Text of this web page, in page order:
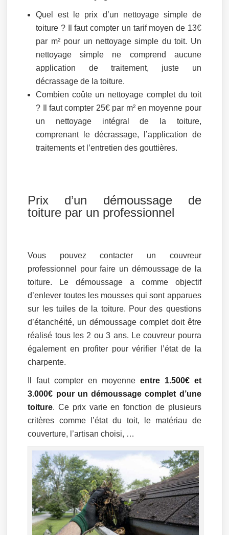
Quel est le prix d’un nettoyage simple de
toiture ? Il faut compter un tarif moyen de 13€
par m² pour un nettoyage simple du toit. Un
nettoyage simple ne comprend aucune
application de traitement, juste un
décrassage de la toiture.
Combien coûte un nettoyage complet du toit
? Il faut compter 25€ par m² en moyenne pour
un nettoyage intégral de la toiture,
comprenant le décrassage, l’application de
traitements et l’entretien des gouttières.
Prix d’un démoussage de
toiture par un professionnel
Vous pouvez contacter un couvreur
professionnel pour faire un démoussage de la
toiture. Le démoussage a comme objectif
d’enlever toutes les mousses qui sont apparues
sur les tuiles de la toiture. Pour des questions
d’étanchéité, un démoussage complet doit être
réalisé tous les 2 ou 3 ans. Le couvreur pourra
également en profiter pour vérifier l’état de la
charpente.
Il faut compter en moyenne entre 1.500€ et
3.000€ pour un démoussage complet d’une
toiture. Ce prix varie en fonction de plusieurs
critères comme l’état du toit, le matériau de
couverture, l’artisan choisi, …